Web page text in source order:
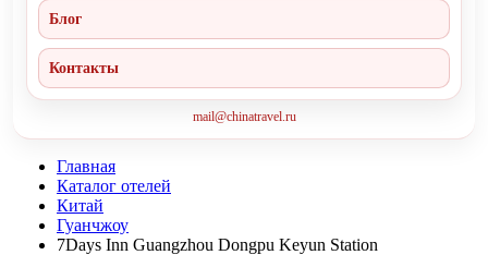
Блог
Контакты
mail@chinatravel.ru
Главная
Каталог отелей
Китай
Гуанчжоу
7Days Inn Guangzhou Dongpu Keyun Station